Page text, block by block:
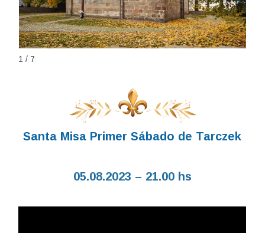
1 / 7
Santa Misa Primer Sábado de Tarczek
05.08.2023 – 21.00 hs